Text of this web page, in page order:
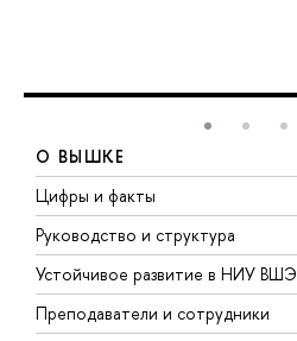
О ВЫШКЕ
Цифры и факты
Руководство и структура
Устойчивое развитие в НИУ ВШЭ
Преподаватели и сотрудники